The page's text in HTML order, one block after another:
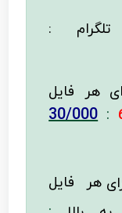
:
هر فایل
:
30/000
هر فایل